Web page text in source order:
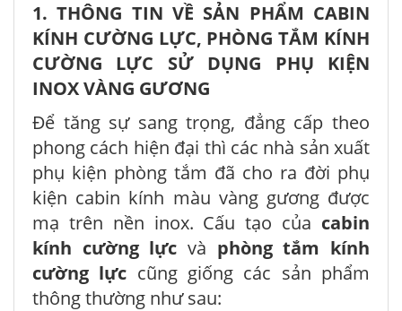
1. THÔNG TIN VỀ SẢN PHẨM CABIN
KÍNH CƯỜNG LỰC, PHÒNG TẮM KÍNH
CƯỜNG LỰC SỬ DỤNG PHỤ KIỆN
INOX VÀNG GƯƠNG
Để tăng sự sang trọng, đẳng cấp theo
phong cách hiện đại thì các nhà sản xuất
phụ kiện phòng tắm đã cho ra đời phụ
kiện cabin kính màu vàng gương được
mạ trên nền inox. Cấu tạo của cabin
kính cường lực và phòng tắm kính
cường lực cũng giống các sản phẩm
thông thường như sau: